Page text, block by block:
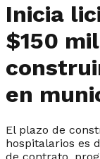
Inicia
$150
en
El plazo de
hospitalarios es